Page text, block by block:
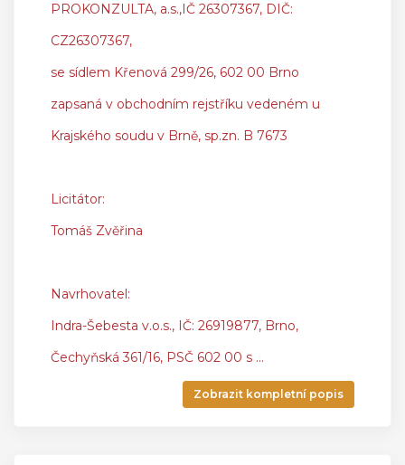
PROKONZULTA, a.s.,IČ 26307367, DIČ:
CZ26307367,
se sídlem Křenová 299/26, 602 00 Brno
zapsaná v obchodním rejstříku vedeném u
Krajského soudu v Brně, sp.zn. B 7673
Licitátor:
Tomáš Zvěřina
Navrhovatel:
Indra-Šebesta v.o.s., IČ: 26919877, Brno,
Čechyňská 361/16, PSČ 602 00 s ...
Zobrazit kompletní popis